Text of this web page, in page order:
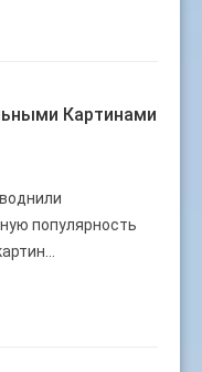
Картинами
популярность